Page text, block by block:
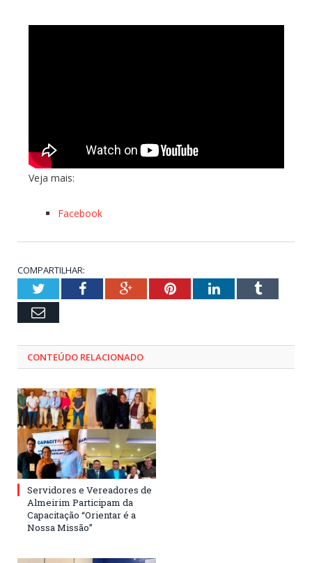
Veja mais:
Facebook
COMPARTILHAR:
TwitterFacebookGoogle+PinterestLinkedInTumblr
Email
CONTEÚDO RELACIONADO
Servidores e Vereadores de
Almeirim Participam da
Capacitação “Orientar é a
Nossa Missão”